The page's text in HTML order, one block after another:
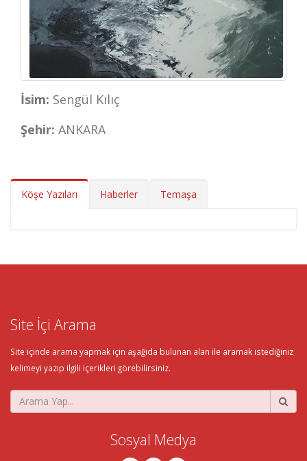
İsim: Sengül Kılıç
Şehir: ANKARA
Köşe Yazıları Haberler Temaşa
Site İçi Arama
Site içinde arama yapmak için aşağıda bulunan alan ile aramak istediğiniz
kelimeyi yazıp ilgili içerikleri görebilirsiniz.
Sosyal Medya